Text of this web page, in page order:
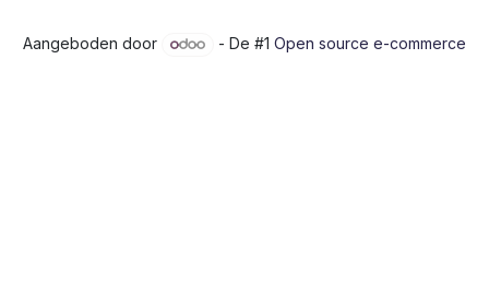
Aangeboden door - De #1Open source e-commerce